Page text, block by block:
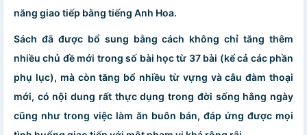
năng giao tiếp bằng tiếng Anh Hoa.
Sách đã được bổ sung bằng cách không chỉ tăng thêm
nhiều chủ đề mới trong số bài học từ 37 bài (kể cả các phần
phụ lục), mà còn tăng bổ nhiều từ vựng và câu đàm thoại
mới, có nội dung rất thực dụng trong đời sống hằng ngày
cũng như trong việc làm ăn buôn bán, đáp ứng được mọi